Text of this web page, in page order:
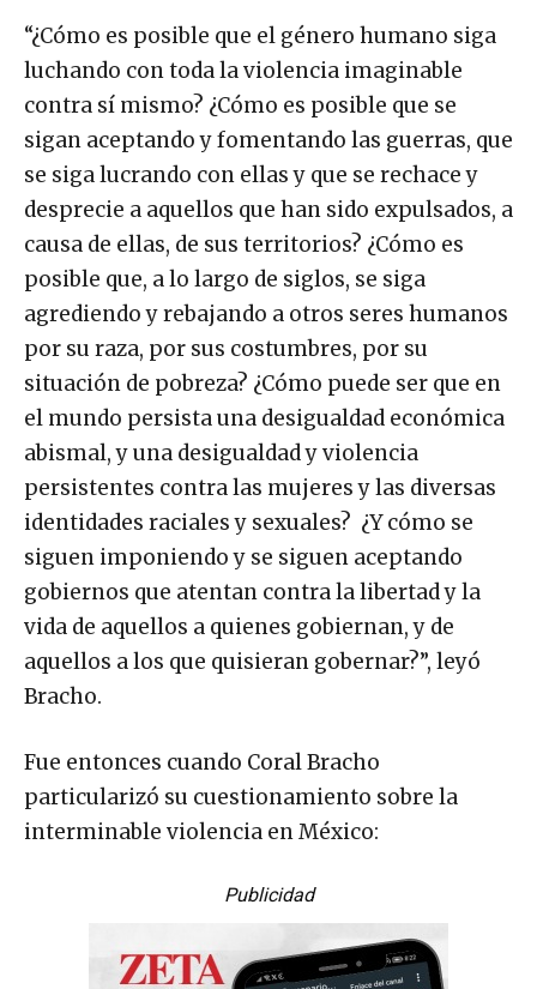
“¿Cómo es posible que el género humano siga
luchando con toda la violencia imaginable
contra sí mismo? ¿Cómo es posible que se
sigan aceptando y fomentando las guerras, que
se siga lucrando con ellas y que se rechace y
desprecie a aquellos que han sido expulsados, a
causa de ellas, de sus territorios? ¿Cómo es
posible que, a lo largo de siglos, se siga
agrediendo y rebajando a otros seres humanos
por su raza, por sus costumbres, por su
situación de pobreza? ¿Cómo puede ser que en
el mundo persista una desigualdad económica
abismal, y una desigualdad y violencia
persistentes contra las mujeres y las diversas
identidades raciales y sexuales? ¿Y cómo se
siguen imponiendo y se siguen aceptando
gobiernos que atentan contra la libertad y la
vida de aquellos a quienes gobiernan, y de
aquellos a los que quisieran gobernar?”, leyó
Bracho.
Fue entonces cuando Coral Bracho
particularizó su cuestionamiento sobre la
interminable violencia en México:
Publicidad